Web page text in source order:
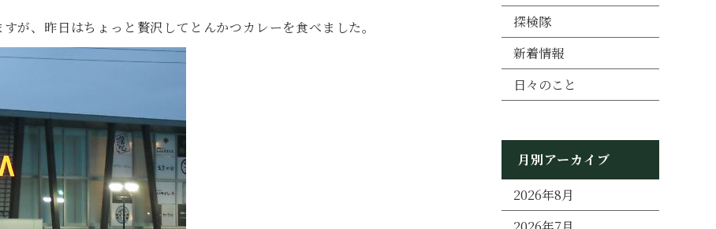
が、昨日はちょっと贅沢してとんかつカレーを食べました。
探検隊
新着情報
日々のこと
月別アーカイブ
2026年8月